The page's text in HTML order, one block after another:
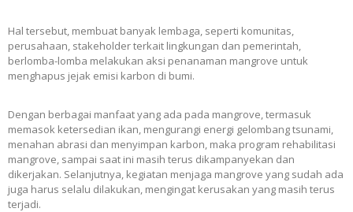
Hal tersebut, membuat banyak lembaga, seperti komunitas,
perusahaan, stakeholder terkait lingkungan dan pemerintah,
berlomba-lomba melakukan aksi penanaman mangrove untuk
menghapus jejak emisi karbon di bumi.
Dengan berbagai manfaat yang ada pada mangrove, termasuk
memasok ketersedian ikan, mengurangi energi gelombang tsunami,
menahan abrasi dan menyimpan karbon, maka program rehabilitasi
mangrove, sampai saat ini masih terus dikampanyekan dan
dikerjakan. Selanjutnya, kegiatan menjaga mangrove yang sudah ada
juga harus selalu dilakukan, mengingat kerusakan yang masih terus
terjadi.